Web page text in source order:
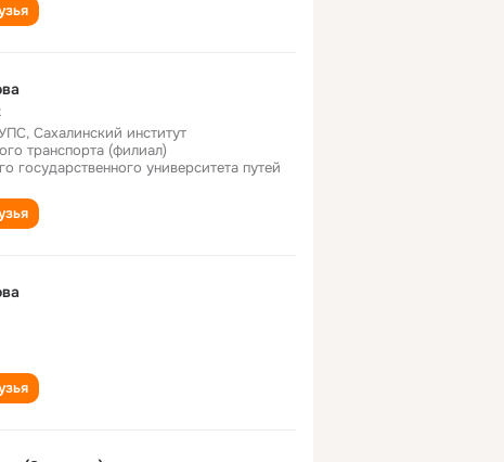
Сахалинский институт
транспорта (филиал)
государственного университета путей